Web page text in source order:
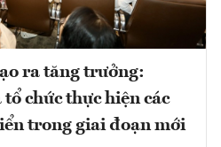
ra tăng trưởng:
chức thực hiện các
trong giai đoạn mới